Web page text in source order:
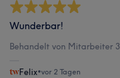
Wunderbar!
Behandelt von Mitarbeiter 3
Felix•vor 2 Tagen